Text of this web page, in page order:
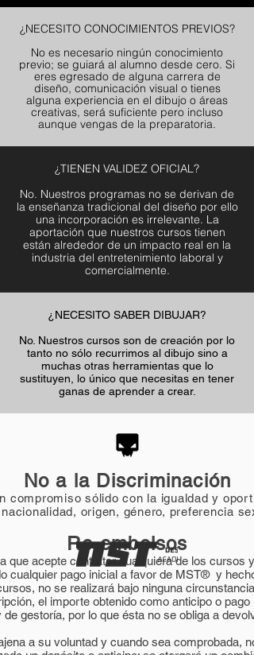
¿NECESITO CONOCIMIENTOS PREVIOS?
No es necesario ningún conocimiento
previo; se guiará al alumno desde cero. Si
eres egresado de alguna carrera de
diseño, comunicación visual o tienes
alguna experiencia en el dibujo o áreas
creativas, será suficiente pero incluso
aunque vengas de la preparatoria.
¿TIENEN VALIDEZ OFICIAL?
No. Nuestros programas no se derivan de
la enseñanza tradicional del diseño por ello
una incorporación es irrelevante. La
aportación que nuestros cursos tienen
están alrededor de un impacto real en la
industria del entretenimiento laboral y
comercialmente.
¿NECESITO SABER DIBUJAR?
No. Nuestros cursos son de creación por lo
tanto no sólo recurrimos al dibujo sino a
muchas otras herramientas que lo
sustituyen, lo único que necesitas en tener
ganas de aprender a crear.
No a la Discriminación
compromiso sólido con la igualdad y
origen, género, preferencia
Re-embolsos
que acepte contratar cualquiera de los
cualquier pago inicial a favor de MST® y
no se realizará bajo ninguna
el importe obtenido como anticipo o
gestoría, por lo que ésta no se obliga a
a su voluntad y cuando sea comprobada,